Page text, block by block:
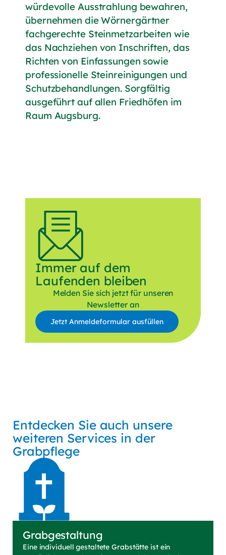
würdevolle Ausstrahlung bewahren,
übernehmen die Wörnergärtner
fachgerechte Steinmetzarbeiten wie
das Nachziehen von Inschriften, das
Richten von Einfassungen sowie
professionelle Steinreinigungen und
Schutzbehandlungen. Sorgfältig
ausgeführt auf allen Friedhöfen im
Raum Augsburg.
Immer auf dem
Laufenden bleiben
Melden Sie sich jetzt für unseren
Newsletter an
Jetzt Anmeldeformular ausfüllen
Anrede
Mich interessieren Themen*
als Privatkunde
als Geschäftskunde
* Pflichtfelder
Ich willige ein, von der Herbert Wörner
Gärtnerei GmbH regelmäßig per E-Mail über
Produkte, Dienstleistungen, Angebote und
Aktionen informiert zu werden. Der Versand
Entdecken Sie auch unsere
weiteren Services in der
Grabpflege
Grabgestaltung
Eine individuell gestaltete Grabstätte ist ein